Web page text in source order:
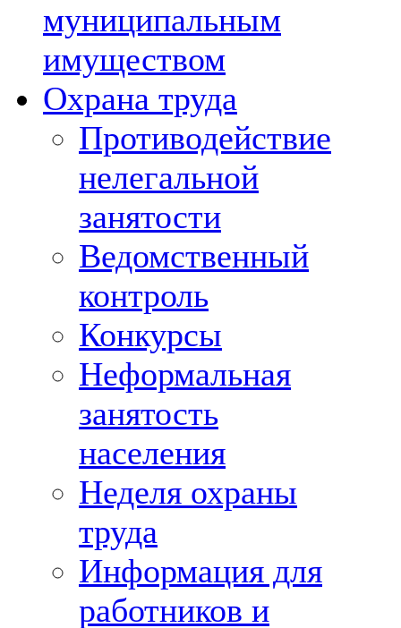
муниципальным
имуществом
Охрана труда
Противодействие
нелегальной
занятости
Ведомственный
контроль
Конкурсы
Неформальная
занятость
населения
Неделя охраны
труда
Информация для
работников и